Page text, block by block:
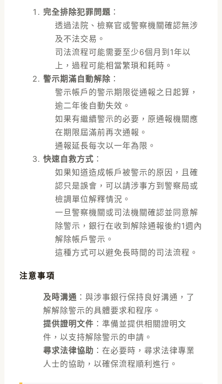
完全排除犯罪問題 ：
透過法院、檢察官或警察機關確認無涉
及不法交易。
司法流程可能需要至少6個月到1年以
上，過程可能相當繁瑣和耗時。
警示期滿自動解除：
警示帳戶的警示期限從通報之日起算，
逾二年後自動失效。
如果有繼續警示的必要，原通報機關應
在期限屆滿前再次通報。
通報延長每次以一年為限。
快速自救方式 ：
如果知道造成帳戶被警示的原因，且確
認只是誤會，可以請涉事方到警察局或
檢調單位解釋情況。
一旦警察機關或司法機關確認並同意解
除警示，銀行在收到解除通報後約1週內
解除帳戶警示。
這種方式可以避免長時間的司法流程。
注意事項
及時溝通 ：與涉事銀行保持良好溝通，了
解解除警示的具體要求和程序。
提供證明文件 ：準備並提供相關證明文
件，以支持解除警示的申請。
尋求法律協助 ：在必要時，尋求法律專業
人士的協助，以確保流程順利進行。